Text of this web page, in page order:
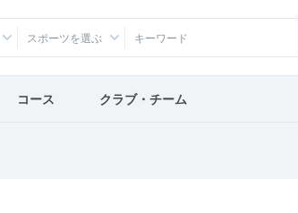
スポーツを選ぶ
コース クラブ・チーム